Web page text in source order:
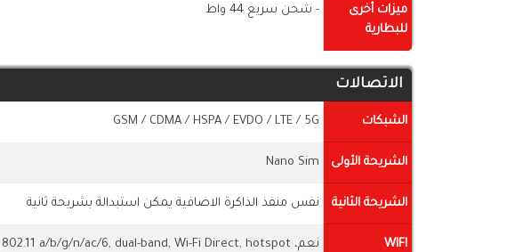
ميزات أخرى
للبطارية
- شحن سريع 44 واط
الاتصالات
الشبكات GSM / CDMA / HSPA / EVDO / LTE / 5G
الشريحة الأولى Nano Sim
الشريحة الثانية نفس منفذ الذاكرة الاضافية يمكن استبدالة بشريحة ثانية
WIFI نعم، Wi-Fi 802.11 a/b/g/n/ac/6, dual-band, Wi-Fi Direct, hotspot